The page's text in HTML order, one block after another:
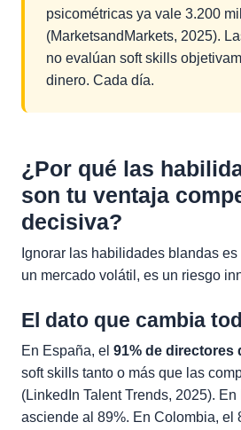
psicométricas ya vale 3.200
(MarketsandMarkets, 2025).
no evalúan soft skills
dinero. Cada día.
¿Por qué las
son tu ventaja
decisiva?
Ignorar las habilidades blandas
un mercado volátil, es un riesgo
El dato que cambia
En España, el 91% de directores
soft skills tanto o más que las
(LinkedIn Talent Trends, 2025).
asciende al 89%. En Colombia, el